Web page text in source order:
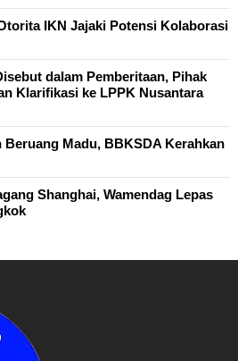
IKN Jajaki Potensi Kolaborasi
dalam Pemberitaan, Pihak
Klarifikasi ke LPPK Nusantara
Madu, BBKSDA Kerahkan
Shanghai, Wamendag Lepas